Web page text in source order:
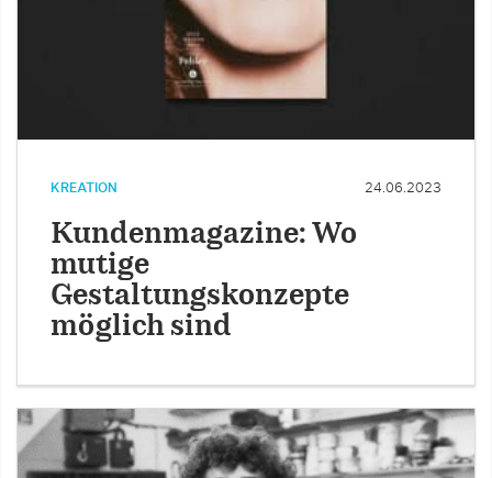
KREATION 24.06.2023
Kundenmagazine: Wo
mutige
Gestaltungskonzepte
möglich sind